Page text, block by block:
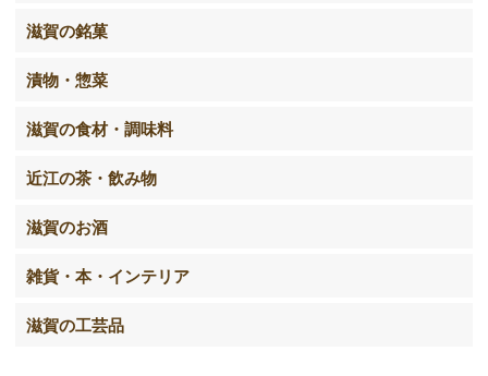
滋賀の銘菓
漬物・惣菜
滋賀の食材・調味料
近江の茶・飲み物
滋賀のお酒
雑貨・本・インテリア
滋賀の工芸品